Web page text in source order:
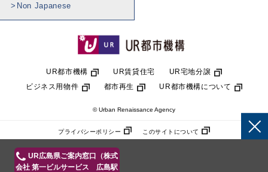
UR広島県ご案内窓口（株式
会社 第一ビルサービス 広島駅
Non Japanese
UR都市機構 UR賃貸住宅
UR宅地分譲
ビジネス用物件
都市再生 UR都市機構について
© Urban Renaissance Agency
プライバシーポリシー このサイトについて